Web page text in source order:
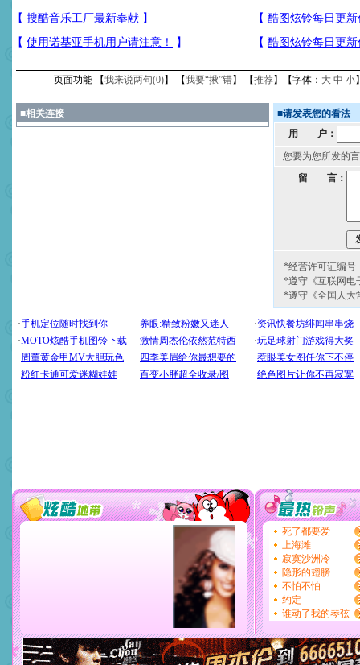
页面功能 【我来说两句(0)】 【我要“揪”错】 【推荐】【字体： 大 中 小
■相关连接 ■请发表您的看法
用 户：
您要为您所发的
留 言：
*经营许可证编号
*遵守《互联网电
*遵守《全国人大